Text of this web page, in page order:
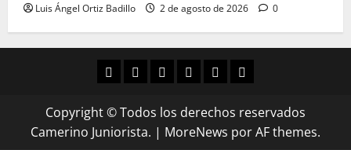
Luis Ángel Ortiz Badillo 2 de agosto de 2026 0
Copyright © Todos los derechos reservados
Camerino Juniorista. | MoreNews por AF themes.